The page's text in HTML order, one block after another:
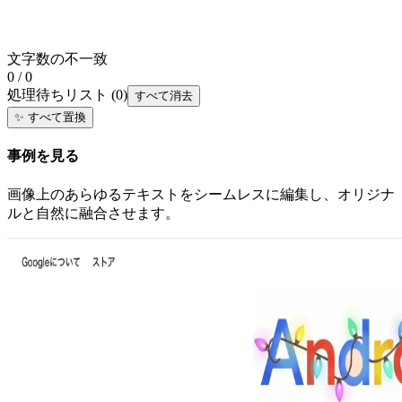
文字数の不一致
0 / 0
処理待ちリスト (0) すべて消去
✨ すべて置換
事例を見る
画像上のあらゆるテキストをシームレスに編集し、オリジナ
ルと自然に融合させます。